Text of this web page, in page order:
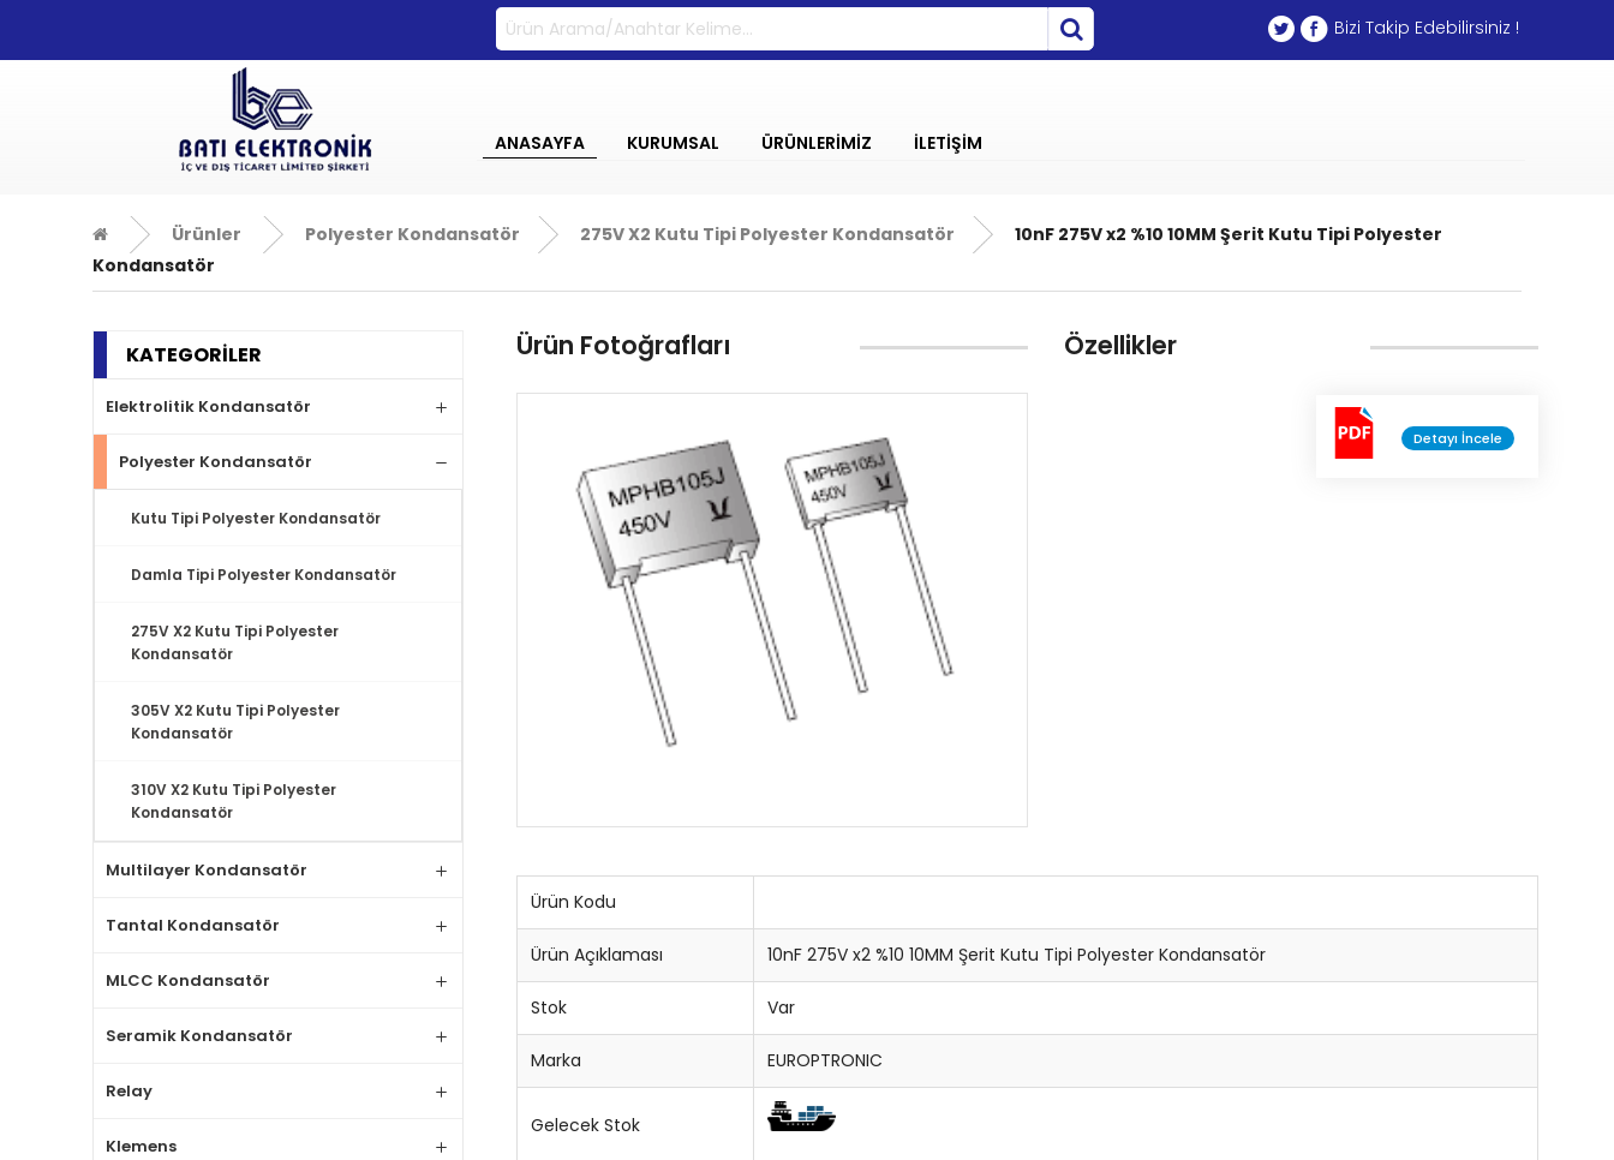
Bizi Takip Edebilirsiniz !
ANASAYFA KURUMSAL ÜRÜNLERİMİZ İLETİŞİM
Ürünler Polyester Kondansatör 275V X2 Kutu Tipi Polyester Kondansatör
10nF 275V x2 %10 10MM Şerit Kutu Tipi Polyester
Kondansatör
KATEGORİLER
Elektrolitik Kondansatör
Polyester Kondansatör
Kutu Tipi Polyester Kondansatör
Damla Tipi Polyester Kondansatör
275V X2 Kutu Tipi Polyester
Kondansatör
305V X2 Kutu Tipi Polyester
Kondansatör
310V X2 Kutu Tipi Polyester
Kondansatör
Multilayer Kondansatör
Tantal Kondansatör
MLCC Kondansatör
Seramik Kondansatör
Relay
Klemens
Ürün Fotoğrafları Özellikler
Detayı İncele
Ürün Kodu
Ürün Açıklaması 10nF 275V x2 %10 10MM Şerit Kutu Tipi Polyester Kondansatör
Stok Var
Marka EUROPTRONIC
Gelecek Stok